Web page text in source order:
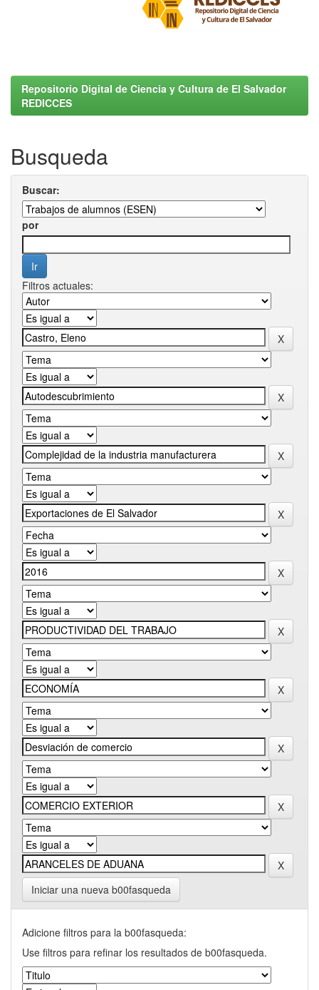
Repositorio Digital de Ciencia y Cultura de El Salvador
REDICCES
Busqueda
Buscar:
por
Filtros actuales:
Iniciar una nueva b00fasqueda
Adicione filtros para la b00fasqueda:
Use filtros para refinar los resultados de b00fasqueda.